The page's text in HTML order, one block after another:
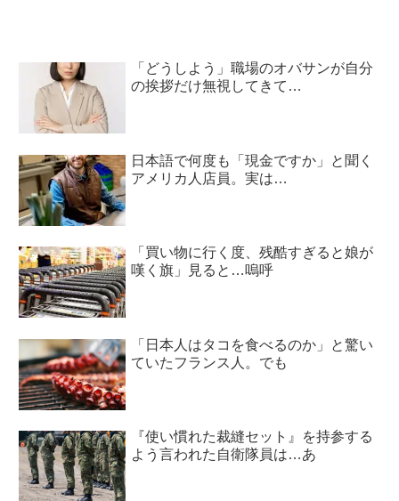
「どうしよう」職場のオバサンが自分
の挨拶だけ無視してきて…
日本語で何度も「現金ですか」と聞く
アメリカ人店員。実は…
「買い物に行く度、残酷すぎると娘が
嘆く旗」見ると…嗚呼
「日本人はタコを食べるのか」と驚い
ていたフランス人。でも
『使い慣れた裁縫セット』を持参する
よう言われた自衛隊員は…あ